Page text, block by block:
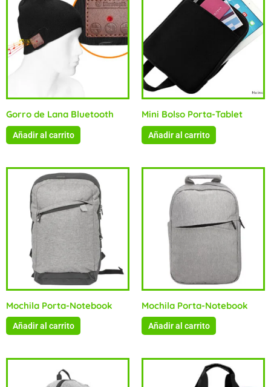
Gorro de Lana Bluetooth
Añadir al carrito
Mini Bolso Porta-Tablet
Añadir al carrito
Mochila Porta-Notebook
Añadir al carrito
Mochila Porta-Notebook
Añadir al carrito